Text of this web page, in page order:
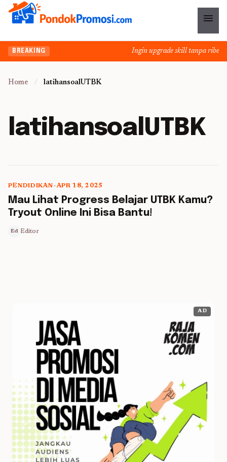
menu
BREAKING Ingin upgrade skill tanpa ribet?
Home / latihansoalUTBK
latihansoalUTBK
5 min read
PENDIDIKAN•APR 18, 2025
Mau Lihat Progress Belajar UTBK Kamu?
Tryout Online Ini Bisa Bantu!
Ed Editor
AD